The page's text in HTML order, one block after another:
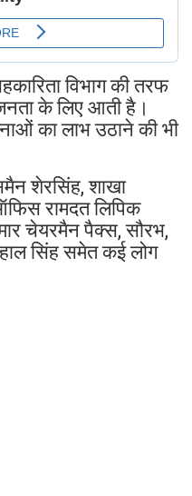
विभाग की तरफ
के लिए आती है।
का लाभ उठाने की भी
शेरसिंह, शाखा
रामदत लिपिक
चेयरमैन पैक्स, सौरभ,
सिंह समेत कई लोग